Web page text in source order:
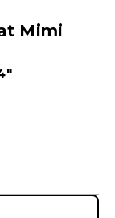
Mimi